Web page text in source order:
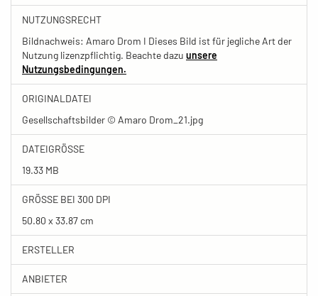
NUTZUNGSRECHT
Bildnachweis: Amaro Drom I Dieses Bild ist für jegliche Art der
Nutzung lizenzpflichtig. Beachte dazu unsere
Nutzungsbedingungen.
ORIGINALDATEI
Gesellschaftsbilder © Amaro Drom_21.jpg
DATEIGRÖSSE
19.33 MB
GRÖSSE BEI 300 DPI
50.80 x 33.87 cm
ERSTELLER
ANBIETER